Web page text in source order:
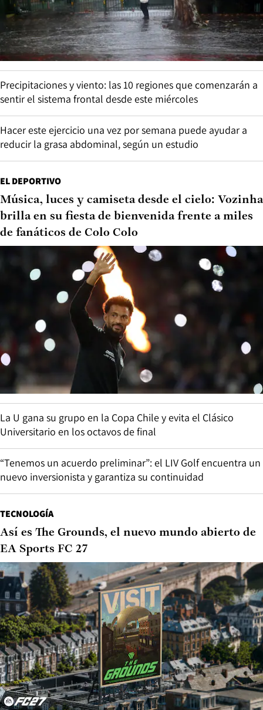
Precipitaciones y viento: las 10 regiones que comenzarán a
sentir el sistema frontal desde este miércoles
Hacer este ejercicio una vez por semana puede ayudar a
reducir la grasa abdominal, según un estudio
EL DEPORTIVO
Música, luces y camiseta desde el cielo: Vozinha
brilla en su fiesta de bienvenida frente a miles
de fanáticos de Colo Colo
La U gana su grupo en la Copa Chile y evita el Clásico
Universitario en los octavos de final
“Tenemos un acuerdo preliminar”: el LIV Golf encuentra un
nuevo inversionista y garantiza su continuidad
TECNOLOGÍA
Así es The Grounds, el nuevo mundo abierto de
EA Sports FC 27